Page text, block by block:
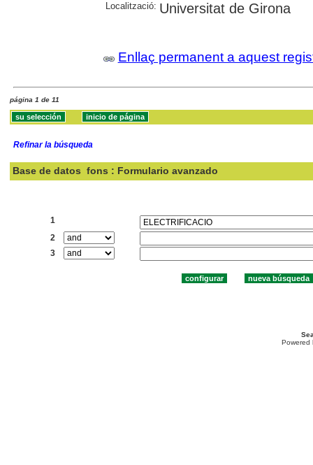
Localització: Universitat de Girona
Enllaç permanent a aquest
página 1 de 11
Refinar la búsqueda
Base de datos fons : Formulario avanzado
1
2
3